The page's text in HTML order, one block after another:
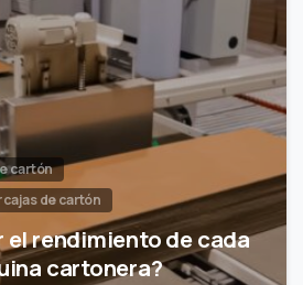
cartón
de cartón
el rendimiento de cada
cartonera?